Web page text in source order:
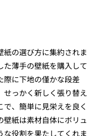
の選び方に集約されま
た薄手の壁紙を購入して
際に下地の僅かな段差
っかく新しく張り替え
、簡単に見栄えを良く
紙は素材自体にボリュ
役割を果たしてくれま